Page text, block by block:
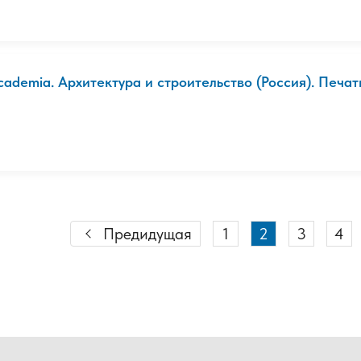
Архитектура и строительство (Россия).
Предидущая 1 2 3 4